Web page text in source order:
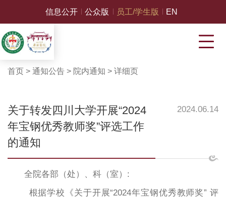
信息公开 公众版 员工/学生版 EN
首页 > 通知公告> 院内通知 > 详细页
关于转发四川大学开展“2024
年宝钢优秀教师奖”评选工作
的通知
2024.06.14
全院各部（处）、科（室）:
根据学校《关于开展“2024年宝钢优秀教师奖” 评